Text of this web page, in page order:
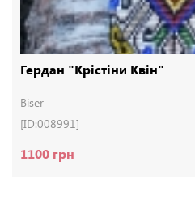
Гердан "Крістіни Квін"
Biser
[ID:008991]
1100 грн